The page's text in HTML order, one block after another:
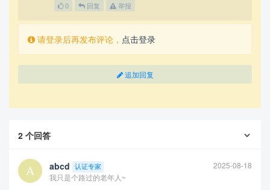
0 回复 举报
请登录后再发布评论， 点击登录
追加回复
2 个回答
abcd 认证专家
2025-08-18
我只是个路过的老年人~